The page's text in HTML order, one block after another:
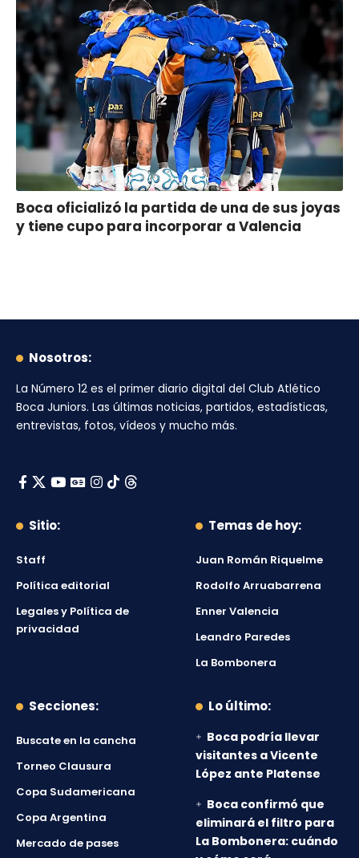
Boca oficializó la partida de una de sus joyas
y tiene cupo para incorporar a Valencia
Nosotros:
La Número 12 es el primer diario digital del Club Atlético
Boca Juniors. Las últimas noticias, partidos, estadísticas,
entrevistas, fotos, vídeos y mucho más.
Sitio:
Staff
Política editorial
Legales y Política de
privacidad
Temas de hoy:
Juan Román Riquelme
Rodolfo Arruabarrena
Enner Valencia
Leandro Paredes
La Bombonera
Secciones:
Buscate en la cancha
Torneo Clausura
Copa Sudamericana
Copa Argentina
Mercado de pases
Lo último:
Boca podría llevar
visitantes a Vicente
López ante Platense
Boca confirmó que
eliminará el filtro para
La Bombonera: cuándo